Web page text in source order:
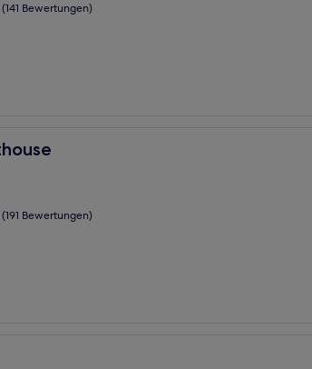
(141 Bewertungen)
(191 Bewertungen)